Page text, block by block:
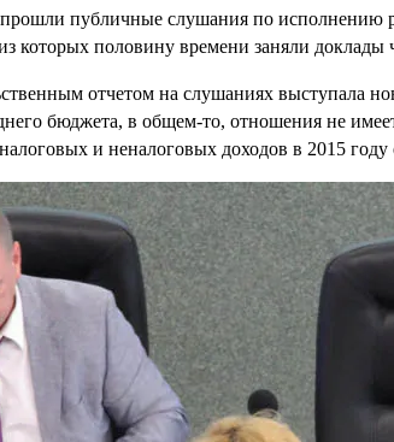
публичные слушания по исполнению
которых половину времени заняли
отчетом на слушаниях выступала
бюджета, в общем-то, отношения не
и неналоговых доходов в 2015 году